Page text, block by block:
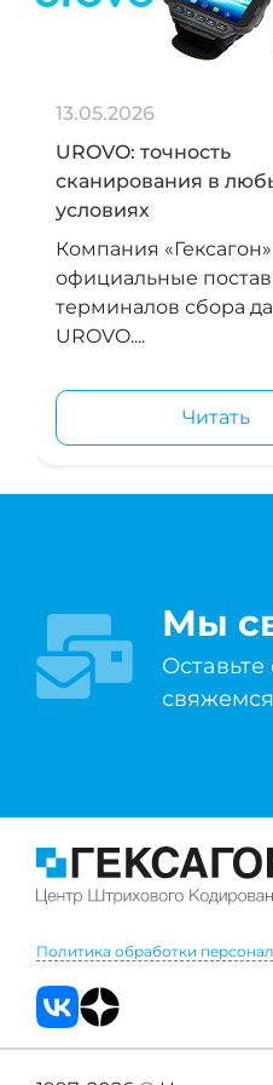
13.05.2026
UROVO: точность
сканирования в
условиях
Компания
официальные
терминалов сбора
UROVO....
Читать
Мы
Политика обработки